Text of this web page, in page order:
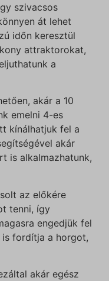
szivacsos
át lehet
időn keresztül
attraktorokat,
a
akár a 10
emelni 4-es
kínálhatjuk fel a
akár
is alkalmazhatunk,
az előkére
tenni, így
engedjük fel
is fordítja a horgot,
akár egész